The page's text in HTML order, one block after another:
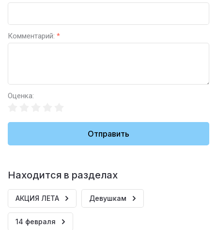
Комментарий: *
Оценка:
Отправить
Находится в разделах
АКЦИЯ ЛЕТА Девушкам
14 февраля